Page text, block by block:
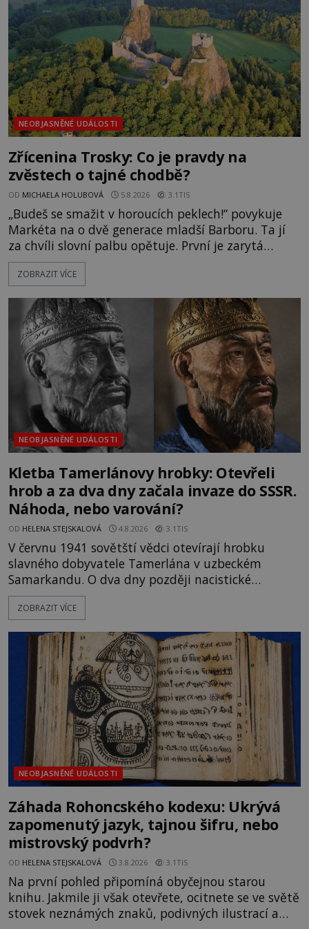
Surat. Gu
NEOBJASNĚNÉ UDÁLOSTI
Zřícenina Trosky: Co je pravdy na
zvěstech o tajné chodbě?
OD MICHAELA HOLUBOVÁ 5.8.2026 3.1TIS
„Budeš se smažit v horoucích peklech!“ povykuje
Markéta na o dvě generace mladší Barboru. Ta jí
za chvíli slovní palbu opětuje. První je zarytá
katolička, druhá přesvědčená kališnice. A každá z
nich se usídlí na jedné z věží slavného hradu
mezi vůdce protihusitského boje. Za manželku má
skutečně jistou
ZOBRAZIT VÍCE
NEOBJASNĚNÉ UDÁLOSTI
Kletba Tamerlánovy hrobky: Otevřeli
hrob a za dva dny začala invaze do SSSR.
Náhoda, nebo varování?
OD HELENA STEJSKALOVÁ 4.8.2026 3.1TIS
V červnu 1941 sovětští vědci otevírají hrobku
slavného dobyvatele Tamerlána v uzbeckém
Samarkandu. O dva dny později nacistické
Německo zahajuje operaci Barbarossa a napadá
Sovětský svaz. Shoda dat je natolik zarážející, že se
na legendě něco pravdy, nebo jde jen o fascinující
souhru okolností? Když antropolog Michail
Gerasimov (1907-1970) a
ZOBRAZIT VÍCE
NEOBJASNĚNÉ UDÁLOSTI
Záhada Rohoncského kodexu: Ukrývá
zapomenutý jazyk, tajnou šifru, nebo
mistrovský podvrh?
OD HELENA STEJSKALOVÁ 3.8.2026 3.1TIS
Na první pohled připomíná obyčejnou starou
knihu. Jakmile ji však otevřete, ocitnete se ve světě
stovek neznámých znaků, podivných ilustrací a